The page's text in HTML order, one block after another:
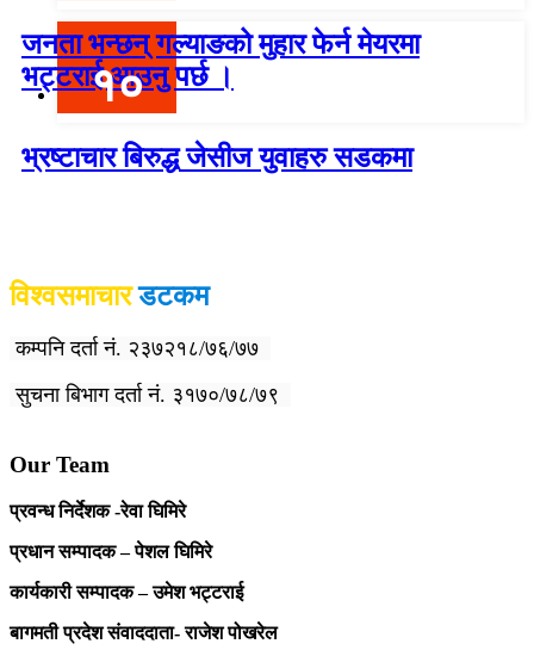
जनता भन्छन् गल्याङको मुहार फेर्न मेयरमा
भट्टराई आउनु पर्छ ।
१०
भ्रष्टाचार बिरुद्ध जेसीज युवाहरु सडकमा
विश्वसमाचारडटकम
कम्पनि दर्ता नं. २३७२१८/७६/७७
सुचना बिभाग दर्ता नं. ३१७०/७८/७९
Our Team
प्रवन्ध निर्देशक -रेवा घिमिरे
प्रधान सम्पादक – पेशल घिमिरे
कार्यकारी सम्पादक – उमेश भट्टराई
बागमती प्रदेश संवाददाता- राजेश पोखरेल